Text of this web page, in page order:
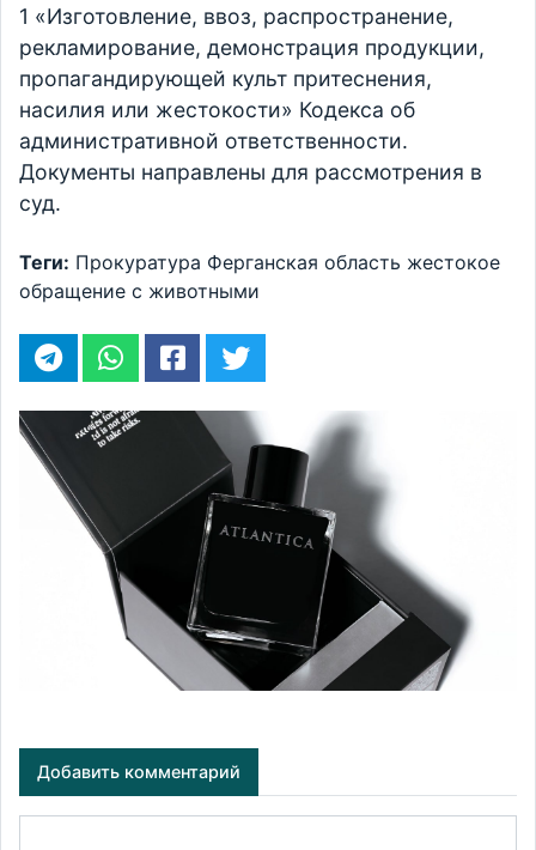
1 «Изготовление, ввоз, распространение,
рекламирование, демонстрация продукции,
пропагандирующей культ притеснения,
насилия или жестокости» Кодекса об
административной ответственности.
Документы направлены для рассмотрения в
суд.
Теги: Прокуратура Ферганская область жестокое
обращение с животными
Добавить комментарий